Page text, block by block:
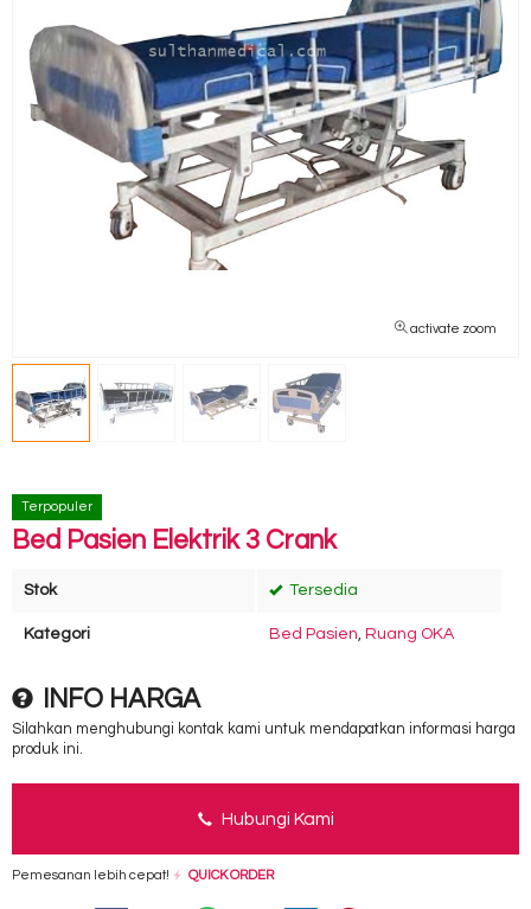
activate zoom
Terpopuler
Bed Pasien Elektrik 3 Crank
Stok Tersedia
Kategori Bed Pasien, Ruang OKA
INFO HARGA
Silahkan menghubungi kontak kami untuk mendapatkan informasi harga
produk ini.
Hubungi Kami
Pemesanan lebih cepat! QUICK ORDER